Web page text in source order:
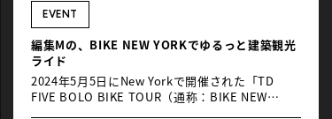
EVENT
編集Mの、BIKE NEW YORKでゆるっと建築観光
ライド
2024年5月5日にNew Yorkで開催された「TD
FIVE BOLO BIKE TOUR（通称：BIKE NEW